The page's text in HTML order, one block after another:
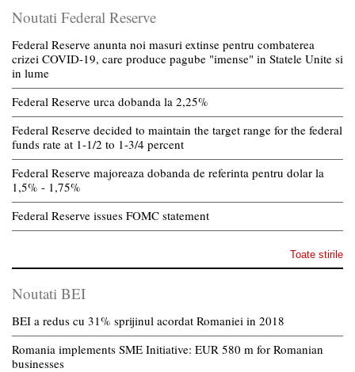
Noutati Federal Reserve
Federal Reserve anunta noi masuri extinse pentru combaterea
crizei COVID-19, care produce pagube "imense" in Statele Unite si
in lume
Federal Reserve urca dobanda la 2,25%
Federal Reserve decided to maintain the target range for the federal
funds rate at 1-1/2 to 1-3/4 percent
Federal Reserve majoreaza dobanda de referinta pentru dolar la
1,5% - 1,75%
Federal Reserve issues FOMC statement
Toate stirile
Noutati BEI
BEI a redus cu 31% sprijinul acordat Romaniei in 2018
Romania implements SME Initiative: EUR 580 m for Romanian
businesses